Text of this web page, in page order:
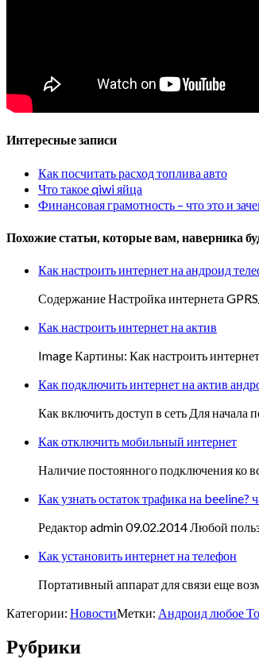
Интересные записи
Как посчитать расход топлива авто
Что такое qiwi яйца
Финансовая грамотность – что это и
Похожие статьи, которые вам, наверника
Как настроить интернет на андроид
Содержание Настройка интернета
Как настроить интернет на актив
Image Картины: Как настроить
Как подключить интернет на актив
Как включить доступ в сеть Для
Как отключить мобильный интернет
Наличие постоянного подключения ко
Как узнать остаток трафика на beeline?
Редактор admin 09.02.2014 Любой
Как установить интернет на телефон
Портативный аппарат для связи еще
Категории: НовостиМетки: Андроид любое
Рубрики